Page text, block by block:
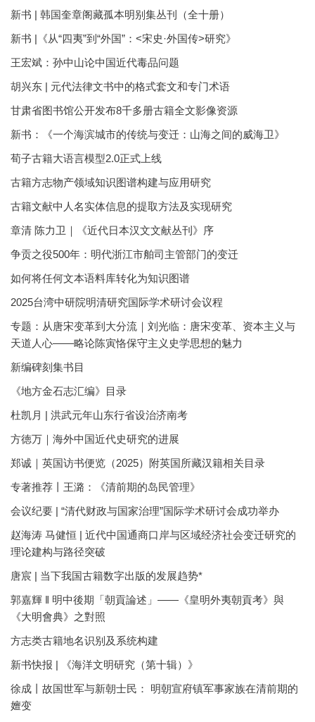
新书 | 韩国奎章阁藏孤本明别集丛刊（全十册）
新书 |《从“四夷”到“外国”：<宋史·外国传>研究》
王宏斌：孙中山论中国近代毒品问题
胡兴东 | 元代法律文书中的格式套文和专门术语
甘肃省图书馆公开发布8千多册古籍全文影像资源
新书：《一个海滨城市的传统与变迁：山海之间的威海卫》
荀子古籍大语言模型2.0正式上线
古籍方志物产领域知识图谱构建与应用研究
古籍文献中人名实体信息的提取方法及实现研究
章清 陈力卫｜《近代日本汉文文献丛刊》序
争贡之役500年：明代浙江市舶司主管部门的变迁
如何将任何文本语料库转化为知识图谱
2025台湾中研院明清研究国际学术研讨会议程
专题：从唐宋变革到大分流｜刘光临：唐宋变革、资本主义与
天道人心——略论陈寅恪保守主义史学思想的魅力
新编碑刻集书目
《地方金石志汇编》目录
杜凯月 | 洪武元年山东行省设治济南考
方徳万｜海外中国近代史研究的进展
郑诚｜英国访书便览（2025）附英国所藏汉籍相关目录
专著推荐丨王潞：《清前期的岛民管理》
会议纪要 | “清代财政与国家治理”国际学术研讨会成功举办
赵海涛 马健恒 | 近代中国通商口岸与区域经济社会变迁研究的
理论建构与路径突破
唐宸 | 当下我国古籍数字出版的发展趋势*
郭嘉輝 ‖ 明中後期「朝貢論述」——《皇明外夷朝貢考》與
《大明會典》之對照
方志类古籍地名识别及系统构建
新书快报 | 《海洋文明研究（第十辑）》
徐成丨故国世军与新朝士民： 明朝宣府镇军事家族在清前期的
嬗变